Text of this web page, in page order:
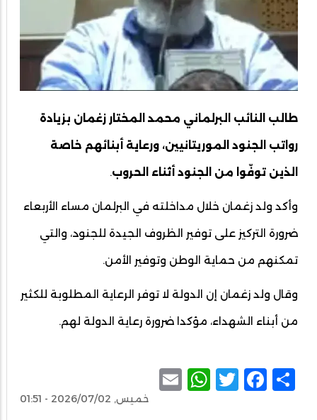
طالب النائب البرلماني محمد المختار زغمان بزيادة
رواتب الجنود الموريتانيين، ورعاية أبنائهم خاصة
الذين توفّوا من الجنود أثناء الحروب.
وأكد ولد زغمان خلال مداخلته في البرلمان مساء الأربعاء
ضرورة التركيز على توفير الظروف الجيدة للجنود، والتي
تمكنهم من حماية الوطن وتوفير الأمن.
وقال ولد زغمان إن الدولة لا توفر الرعاية المطلوبة للكثير
من أبناء الشهداء، مؤكدا ضرورة رعاية الدولة لهم.
Share
Facebook
Twitter
WhatsApp
خميس, 2026/07/02 - 01:51